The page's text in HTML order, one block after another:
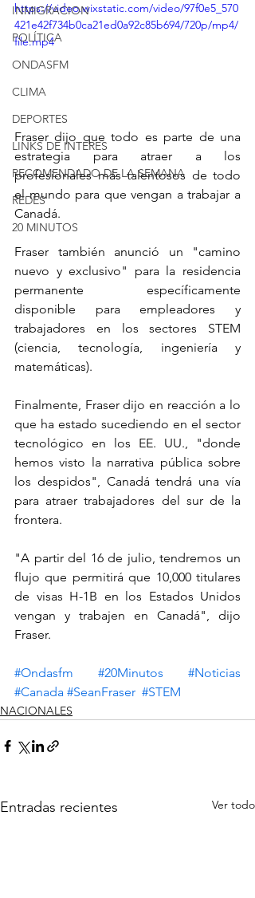
INMIGRACION
POLÍTICA
ONDASFM
CLIMA
DEPORTES
LINKS DE INTERES
RECOMENDADO DE LA SEMANA
REDES
20 MINUTOS
https://video.wixstatic.com/video/97f0e5_570
421e42f734b0ca21ed0a92c85b694/720p/mp4/
file.mp4
Fraser dijo que todo es parte de una
estrategia para atraer a los
profesionales más talentosos de todo
el mundo para que vengan a trabajar a
Canadá.
Fraser también anunció un "camino
nuevo y exclusivo" para la residencia
permanente específicamente
disponible para empleadores y
trabajadores en los sectores STEM
(ciencia, tecnología, ingeniería y
matemáticas).
Finalmente, Fraser dijo en reacción a lo
que ha estado sucediendo en el sector
tecnológico en los EE. UU., "donde
hemos visto la narrativa pública sobre
los despidos", Canadá tendrá una vía
para atraer trabajadores del sur de la
frontera.
"A partir del 16 de julio, tendremos un
flujo que permitirá que 10,000 titulares
de visas H-1B en los Estados Unidos
vengan y trabajen en Canadá", dijo
Fraser.
#Ondasfm #20Minutos
#Noticias
#Canada #SeanFraser #STEM
NACIONALES
Entradas recientes Ver todo